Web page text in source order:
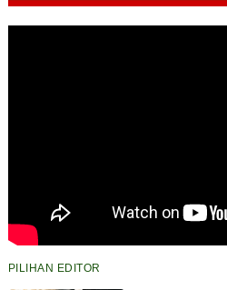
PILIHAN EDITOR